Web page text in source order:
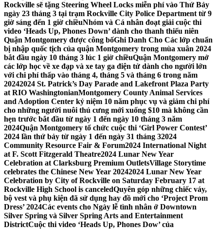
Rockville sẽ tặng Steering Wheel Locks miễn phí vào Thứ Bảy
ngày 23 tháng 3 tại trạm Rockville City Police Department từ 9
giờ sáng đến 1 giờ chiềuNhóm và Cá nhân đoạt giải cuộc thi
video ‘Heads Up, Phones Down’ dành cho thanh thiếu niên
Quận Montgomery được công bốGhi Danh Cho Các lớp chuẩn
bị nhập quốc tịch của quận Montgomery trong mùa xuân 2024
bắt đầu ngày 10 tháng 3 lúc 1 giờ chiềuQuận Montgomery mở
các lớp học về xe đạp và xe tay ga điện tử dành cho người lớn
với chi phí thấp vào tháng 4, tháng 5 và tháng 6 trong năm
20242024 St. Patrick’s Day Parade and Lakefront Plaza Party
at RIO WashingtonianMontgomery County Animal Services
and Adoption Center kỷ niệm 10 năm phục vụ và giảm chi phí
cho những người nuôi thú cưng mới xuống $10 mà không cần
hẹn trước bắt đầu từ ngày 1 đến ngày 10 tháng 3 năm
2024Quận Montgomery tổ chức cuộc thi ‘Girl Power Contest’
2024 lần thứ bảy từ ngày 1 đến ngày 31 tháng 32024
Community Resource Fair & Forum2024 International Night
at F. Scott Fitzgerald Theatre2024 Lunar New Year
Celebration at Clarksburg Premium OutletsVillage Storytime
celebrates the Chinese New Year 20242024 Lunar New Year
Celebration by City of Rockville on Saturday February 17 at
Rockville High School is canceledQuyên góp những chiếc váy,
bộ vest và phụ kiện đã sử dụng hay đồ mới cho ‘Project Prom
Dress’ 2024Các events cho Ngày lễ tình nhân ở Downtown
Silver Spring và Silver Spring Arts and Entertainment
DistrictCuộc thi video ‘Heads Up, Phones Dow’ của